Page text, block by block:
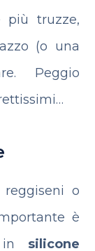
più truzze,
(o una
Peggio
reggiseni o
è
in silicone